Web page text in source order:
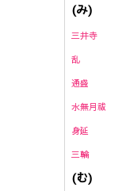
(み)
三井寺
乱
通盛
水無月祓
身延
三輪
(む)